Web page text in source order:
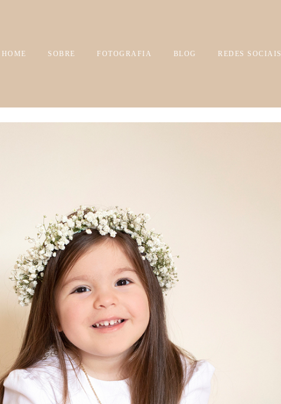
HOME SOBRE FOTOGRAFIA BLOG REDES SOCIAIS